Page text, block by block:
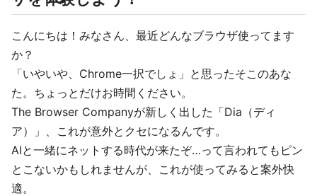
こんにちは！みなさん、最近どんなブラウザ使ってます
か？
「いやいや、Chrome一択でしょ」と思ったそこのあな
た。ちょっとだけお時間ください。
The Browser Companyが新しく出した「Dia（ディ
ア）」、これが意外とクセになるんです。
AIと一緒にネットする時代が来たぞ…って言われてもピン
とこないかもしれませんが、これが使ってみると案外快
適。